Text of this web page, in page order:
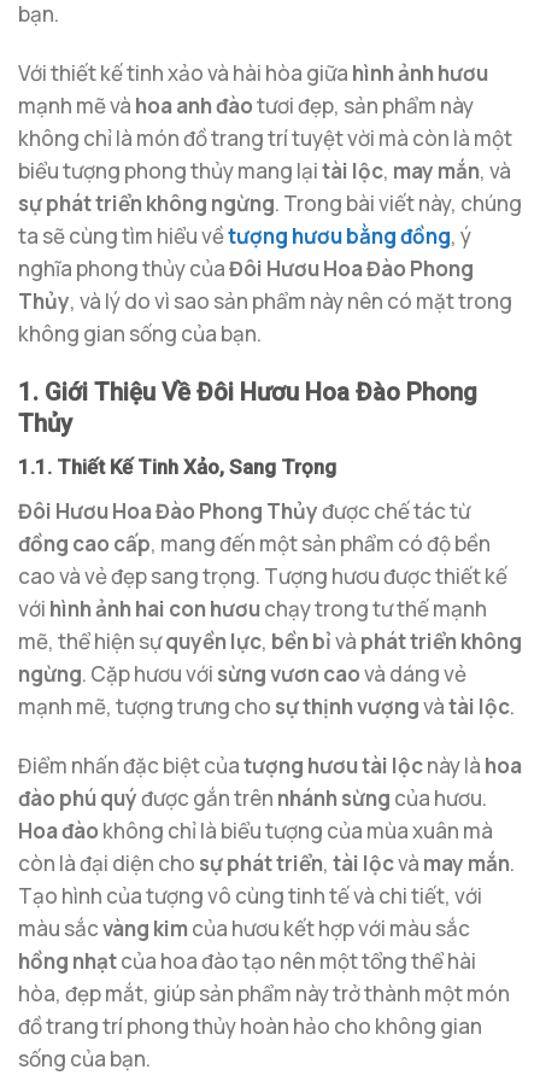
bạn.
Với thiết kế tinh xảo và hài hòa giữa hình ảnh hươu
mạnh mẽ và hoa anh đàotươi đẹp, sản phẩm này
không chỉ là món đồ trang trí tuyệt vời mà còn là một
biểu tượng phong thủy mang lạitài lộc, may mắn, và
sự phát triển không ngừng. Trong bài viết này, chúng
ta sẽ cùng tìm hiểu vềtượng hươu bằng đồng, ý
nghĩa phong thủy củaĐôi Hươu Hoa Đào Phong
Thủy, và lý do vì sao sản phẩm này nên có mặt trong
không gian sống của bạn.
1. Giới Thiệu Về Đôi Hươu Hoa Đào Phong
Thủy
1.1. Thiết Kế Tinh Xảo, Sang Trọng
Đôi Hươu Hoa Đào Phong Thủyđược chế tác từ
đồng cao cấp, mang đến một sản phẩm có độ bền
cao và vẻ đẹp sang trọng. Tượng hươu được thiết kế
với hình ảnh hai con hươuchạy trong tư thế mạnh
mẽ, thể hiện sựquyền lực, bền bỉvà phát triển không
ngừng. Cặp hươu với sừng vươn caovà dáng vẻ
mạnh mẽ, tượng trưng cho sự thịnh vượngvàtài lộc.
Điểm nhấn đặc biệt củatượng hươu tài lộcnày là hoa
đào phú quýđược gắn trên nhánh sừng của hươu.
Hoa đào không chỉ là biểu tượng của mùa xuân mà
còn là đại diện cho sự phát triển, tài lộcvà may mắn.
Tạo hình của tượng vô cùng tinh tế và chi tiết, với
màu sắcvàng kimcủa hươu kết hợp với màu sắc
hồng nhạtcủa hoa đào tạo nên một tổng thể hài
hòa, đẹp mắt, giúp sản phẩm này trở thành một món
đồ trang trí phong thủy hoàn hảo cho không gian
sống của bạn.